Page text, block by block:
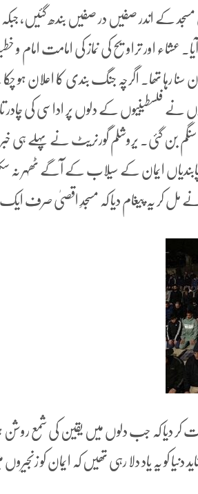
مسجد کے اندر صفیں در صفیں بندھ گئیں،
عشاء اور تراویح کی نماز کی امامت امام و
سنا رہا تھا۔ اگرچہ جنگ بندی کا اعلان ہو
نے فلسطینیوں کے دلوں پر اداسی کی
بن گئی۔ یروشلم گورنریٹ نے پہلے ہی
ایمان کے سیلاب کے آگے ٹھہر نہ
مل کر یہ پیغام دیا کہ مسجدِ اقصیٰ صرف
دیا کہ جب دلوں میں یقین کی شمع روشن
کو یہ یاد دلا رہی تھیں کہ ایمان کو زنجیروں